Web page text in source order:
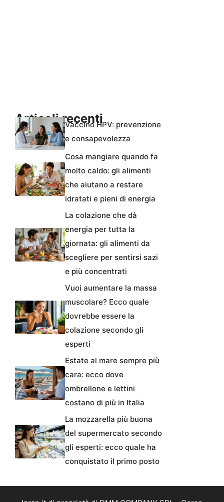
Articoli recentiVaccino HPV: prevenzione
e consapevolezza
Cosa mangiare quando fa
molto caldo: gli alimenti
che aiutano a restare
idratati e pieni di energia
La colazione che dà
energia per tutta la
giornata: gli alimenti da
scegliere per sentirsi sazi
e più concentrati
Vuoi aumentare la massa
muscolare? Ecco quale
dovrebbe essere la
colazione secondo gli
esperti
Estate al mare sempre più
cara: ecco dove
ombrellone e lettini
costano di più in Italia
La mozzarella più buona
del supermercato secondo
gli esperti: ecco quale ha
conquistato il primo posto